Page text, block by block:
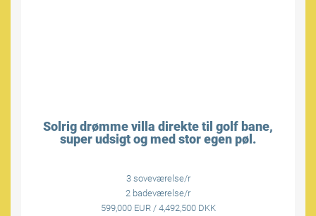
Solrig drømme villa direkte til golf bane,
super udsigt og med stor egen pøl.
3 soveværelse/r
2 badeværelse/r
599,000 EUR / 4,492,500 DKK